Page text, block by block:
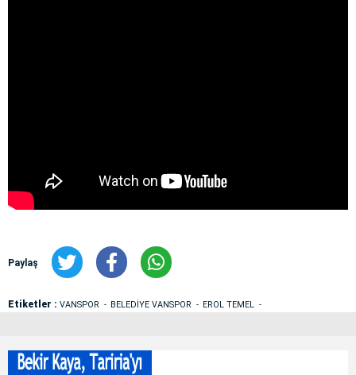
Paylaş
Etiketler : VANSPOR BELEDİYE VANSPOR EROL TEMEL